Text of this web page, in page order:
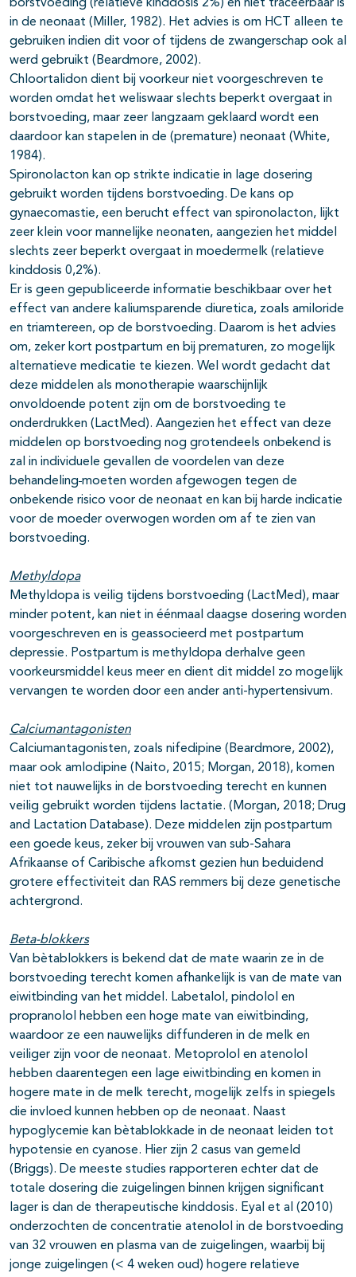
borstvoeding (relatieve kinddosis 2%) en niet traceerbaar is
in de neonaat (Miller, 1982). Het advies is om HCT alleen te
gebruiken indien dit voor of tijdens de zwangerschap ook al
werd gebruikt (Beardmore, 2002).
Chloortalidon dient bij voorkeur niet voorgeschreven te
worden omdat het weliswaar slechts beperkt overgaat in
borstvoeding, maar zeer langzaam geklaard wordt een
daardoor kan stapelen in de (premature) neonaat (White,
1984).
Spironolacton kan op strikte indicatie in lage dosering
gebruikt worden tijdens borstvoeding. De kans op
gynaecomastie, een berucht effect van spironolacton, lijkt
zeer klein voor mannelijke neonaten, aangezien het middel
slechts zeer beperkt overgaat in moedermelk (relatieve
kinddosis 0,2%).
Er is geen gepubliceerde informatie beschikbaar over het
effect van andere kaliumsparende diuretica, zoals amiloride
en triamtereen, op de borstvoeding. Daarom is het advies
om, zeker kort postpartum en bij prematuren, zo mogelijk
alternatieve medicatie te kiezen. Wel wordt gedacht dat
deze middelen als monotherapie waarschijnlijk
onvoldoende potent zijn om de borstvoeding te
onderdrukken (LactMed). Aangezien het effect van deze
middelen op borstvoeding nog grotendeels onbekend is
zal in individuele gevallen de voordelen van deze
behandeling moeten worden afgewogen tegen de
onbekende risico voor de neonaat en kan bij harde indicatie
voor de moeder overwogen worden om af te zien van
borstvoeding.
Methyldopa
Methyldopa is veilig tijdens borstvoeding (LactMed), maar
minder potent, kan niet in éénmaal daagse dosering worden
voorgeschreven en is geassocieerd met postpartum
depressie. Postpartum is methyldopa derhalve geen
voorkeursmiddel keus meer en dient dit middel zo mogelijk
vervangen te worden door een ander anti-hypertensivum.
Calciumantagonisten
Calciumantagonisten, zoals nifedipine (Beardmore, 2002),
maar ook amlodipine (Naito, 2015; Morgan, 2018), komen
niet tot nauwelijks in de borstvoeding terecht en kunnen
veilig gebruikt worden tijdens lactatie. (Morgan, 2018; Drug
and Lactation Database). Deze middelen zijn postpartum
een goede keus, zeker bij vrouwen van sub-Sahara
Afrikaanse of Caribische afkomst gezien hun beduidend
grotere effectiviteit dan RAS remmers bij deze genetische
achtergrond.
Beta-blokkers
Van bètablokkers is bekend dat de mate waarin ze in de
borstvoeding terecht komen afhankelijk is van de mate van
eiwitbinding van het middel. Labetalol, pindolol en
propranolol hebben een hoge mate van eiwitbinding,
waardoor ze een nauwelijks diffunderen in de melk en
veiliger zijn voor de neonaat. Metoprolol en atenolol
hebben daarentegen een lage eiwitbinding en komen in
hogere mate in de melk terecht, mogelijk zelfs in spiegels
die invloed kunnen hebben op de neonaat. Naast
hypoglycemie kan bètablokkade in de neonaat leiden tot
hypotensie en cyanose. Hier zijn 2 casus van gemeld
(Briggs). De meeste studies rapporteren echter dat de
totale dosering die zuigelingen binnen krijgen significant
lager is dan de therapeutische kinddosis. Eyal et al (2010)
onderzochten de concentratie atenolol in de borstvoeding
van 32 vrouwen en plasma van de zuigelingen, waarbij bij
jonge zuigelingen (< 4 weken oud) hogere relatieve